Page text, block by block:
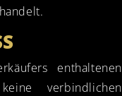
enthaltenen
verbindlichen